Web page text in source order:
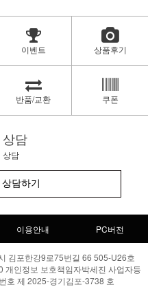
이벤트 상품후기
반품/교환 쿠폰
담
상담
담하기
이용안내 PC버전
김포한강9로75번길 66 505-U26호
인정보 보호책임자박세진 사업자등
호 제 2025-경기김포-3738 호